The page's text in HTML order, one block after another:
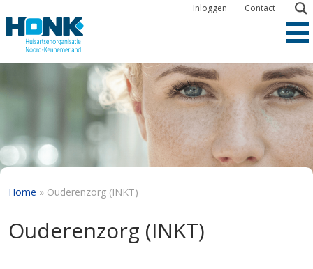
en
gaan
Inloggen Contact
Kruimelpad
Home Ouderenzorg (INKT)
Ouderenzorg (INKT)